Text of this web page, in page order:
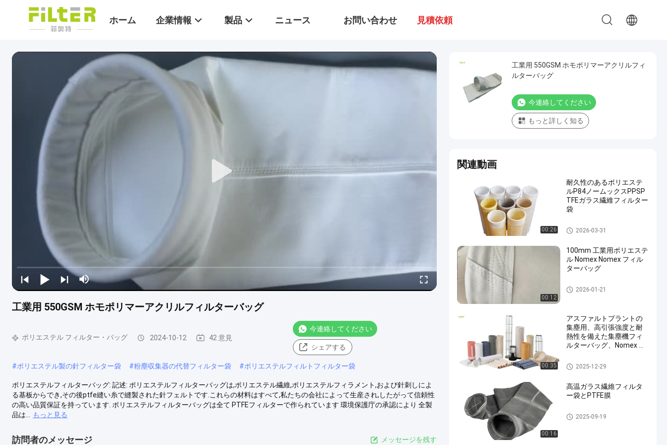
ホーム 企業情報 製品 ニュース お問い合わせ 見積依頼
工業用 550GSM ホモポリマーアクリルフィルターバッグ
ポリエステル フィルター・バッグ 2024-10-12 42 意見
今連絡してください
シェアする
#ポリエステル製の針フィルター袋 #粉塵収集器の代替フィルター袋 #ポリエステルフィルトフィルター袋
ポリエステルフィルターバッグ: 記述: ポリエステルフィルターバッグは,ポリエステル繊維,ポリエステルフィラメント,および針刺しによ
る基板からでき,その後ptfe縫い糸で縫製された針フェルトです.これらの材料はすべて,私たちの会社によって生産され,したがって信頼性
の高い品質保証を持っています. ポリエステルフィルターバッグは全て PTFEフィルターで作られています 環境保護庁の承認により 全製
品は...
もっと見る
訪問者のメッセージ メッセージを残す
工業用 550GSM ホモポリマーアクリルフィ
ルターバッグ
今連絡してください
もっと詳しく知る
関連動画
00:26
耐久性のあるポリエステ
ルP84ノームックスPPSP
TFEガラス繊維フィルター
袋
ポリエステル フィルター・バ
ッグ
2026-03-31
00:12
100mm 工業用ポリエステ
ル Nomex Nomex フィル
ターバッグ
高温フィルター袋
2026-01-21
00:35
アスファルトプラントの
集塵用、高引張強度と耐
熱性を備えた集塵機フィ
ルターバッグ、Nomex ポ
ーバッグ
ポリエステル フィルター・バ
ッグ
2025-12-29
00:16
高温ガラス繊維フィルタ
ー袋とPTFE膜
ガラス繊維フィルター袋
2025-09-19